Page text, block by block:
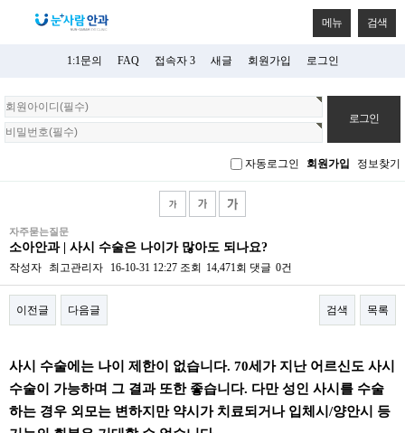
메뉴 검색
1:1문의 FAQ 접속자 3 새글 회원가입 로그인
회
원
로
자동로그인 회원가입 정보찾기
자주묻는질문
소아안과 | 사시 수술은 나이가 많아도 되나요?
작성자 최고관리자 16-10-31 12:27 조회 14,471회 댓글 0건
이전글 다음글 검색 목록
사시 수술에는 나이 제한이 없습니다. 70세가 지난 어르신도 사시
수술이 가능하며 그 결과 또한 좋습니다. 다만 성인 사시를 수술
하는 경우 외모는 변하지만 약시가 치료되거나 입체시/양안시 등